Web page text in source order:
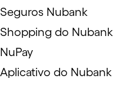
Seguros Nubank
Shopping do Nubank
NuPay
Aplicativo do Nubank